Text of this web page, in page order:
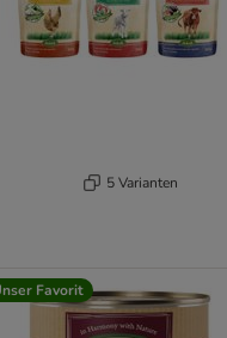
5 Varianten
Favorit